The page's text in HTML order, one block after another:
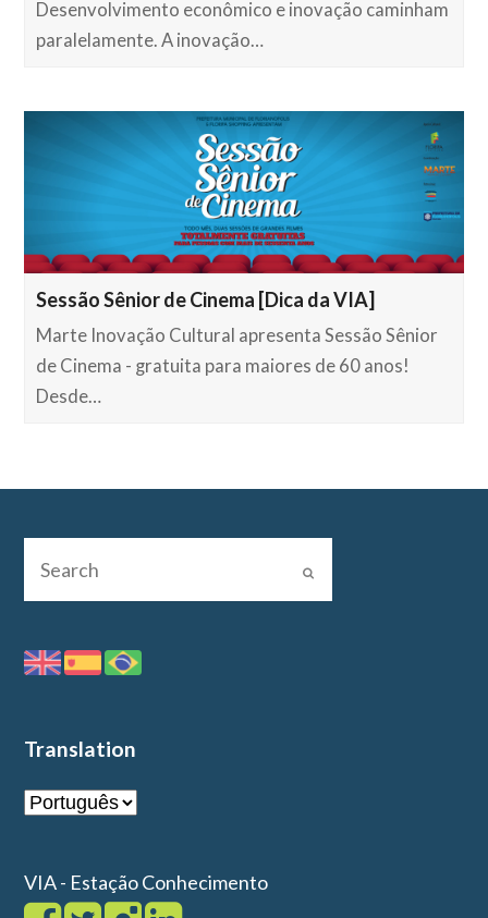
Desenvolvimento econômico e inovação caminham
paralelamente. A inovação…
Sessão Sênior de Cinema [Dica da VIA]
Marte Inovação Cultural apresenta Sessão Sênior
de Cinema - gratuita para maiores de 60 anos!
Desde…
Translation
VIA - Estação Conhecimento